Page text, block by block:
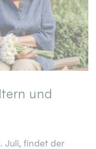
und
Juli, findet der